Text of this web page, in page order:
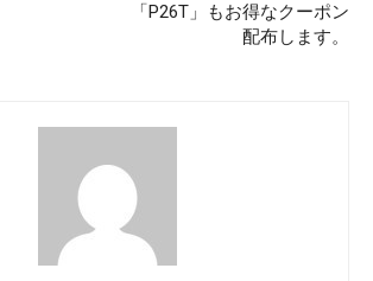
「P26T」もお得なクーポン
配布します。